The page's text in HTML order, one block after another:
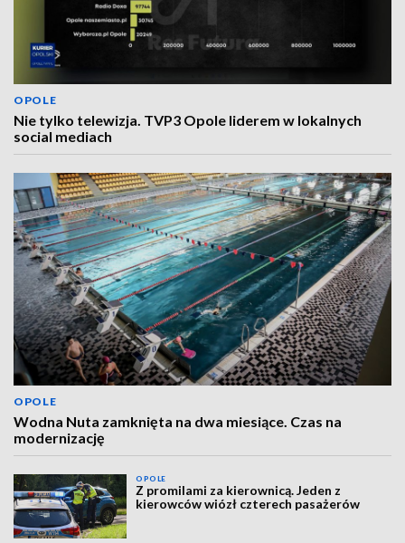
OPOLE
Nie tylko telewizja. TVP3 Opole liderem w lokalnych
social mediach
OPOLE
Wodna Nuta zamknięta na dwa miesiące. Czas na
modernizację
OPOLE
Z promilami za kierownicą. Jeden z
kierowców wiózł czterech pasażerów